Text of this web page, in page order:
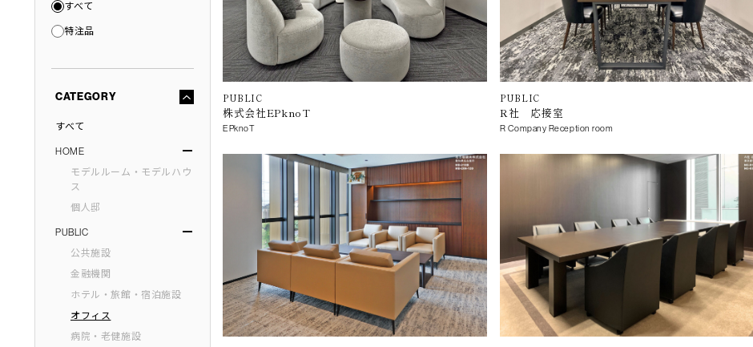
すべて
特注品
CATEGORY
すべて
HOME
モデルルーム・モデルハウ
ス
個人邸
PUBLIC
公共施設
金融機関
ホテル・旅館・宿泊施設
オフィス
病院・老健施設
PUBLIC
株式会社EPknoT
EPknoT
PUBLIC
R社 応接室
R Company Reception room